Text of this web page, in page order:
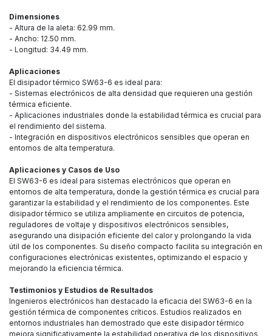
Dimensiones
- Altura de la aleta: 62.99 mm.
- Ancho: 12.50 mm.
- Longitud: 34.49 mm.
Aplicaciones
El disipador térmico SW63-6 es ideal para:
- Sistemas electrónicos de alta densidad que requieren una gestión
térmica eficiente.
- Aplicaciones industriales donde la estabilidad térmica es crucial para
el rendimiento del sistema.
- Integración en dispositivos electrónicos sensibles que operan en
entornos de alta temperatura.
Aplicaciones y Casos de Uso
El SW63-6 es ideal para sistemas electrónicos que operan en
entornos de alta temperatura, donde la gestión térmica es crucial para
garantizar la estabilidad y el rendimiento de los componentes. Este
disipador térmico se utiliza ampliamente en circuitos de potencia,
reguladores de voltaje y dispositivos electrónicos sensibles,
asegurando una disipación eficiente del calor y prolongando la vida
útil de los componentes. Su diseño compacto facilita su integración en
configuraciones electrónicas existentes, optimizando el espacio y
mejorando la eficiencia térmica.
Testimonios y Estudios de Resultados
Ingenieros electrónicos han destacado la eficacia del SW63-6 en la
gestión térmica de componentes críticos. Estudios realizados en
entornos industriales han demostrado que este disipador térmico
mejora significativamente la estabilidad operativa de los dispositivos